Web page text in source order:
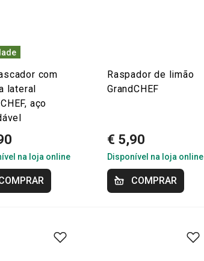
com
lateral
aço
na loja online
Raspador de limão
GrandCHEF
€ 5,90
Disponível na loja online
COMPRAR